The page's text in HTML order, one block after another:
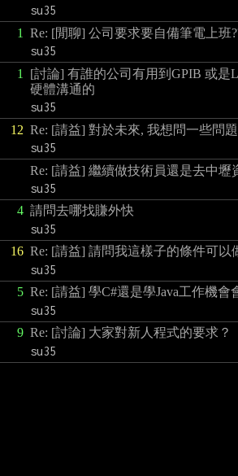
su35
1
Re: [閒聊] 公司要求要自備筆電上班
su35
1
[討論] 有誰的公司有用到GPIB 或是
硬體溝通的
su35
12 Re: [請益] 對於未來, 我想問一些問題
su35
Re: [請益] 繼續做技術員還是去中壢
su35
4 請問去哪找賺外快
su35
16 Re: [請益] 請問我這樣子的條件可以
su35
5 Re: [請益] 學C#還是學Java工作機會
su35
9 Re: [討論] 大家對新人程式的要求？
su35